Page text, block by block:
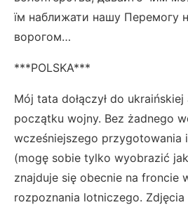
їм наближати нашу Перемогу
ворогом…
***POLSKA***
Mój tata dołączył do
początku wojny. Bez żadnego
wcześniejszego przygotowania
(mogę sobie tylko wyobrazić
znajduje się obecnie na froncie
rozpoznania lotniczego.